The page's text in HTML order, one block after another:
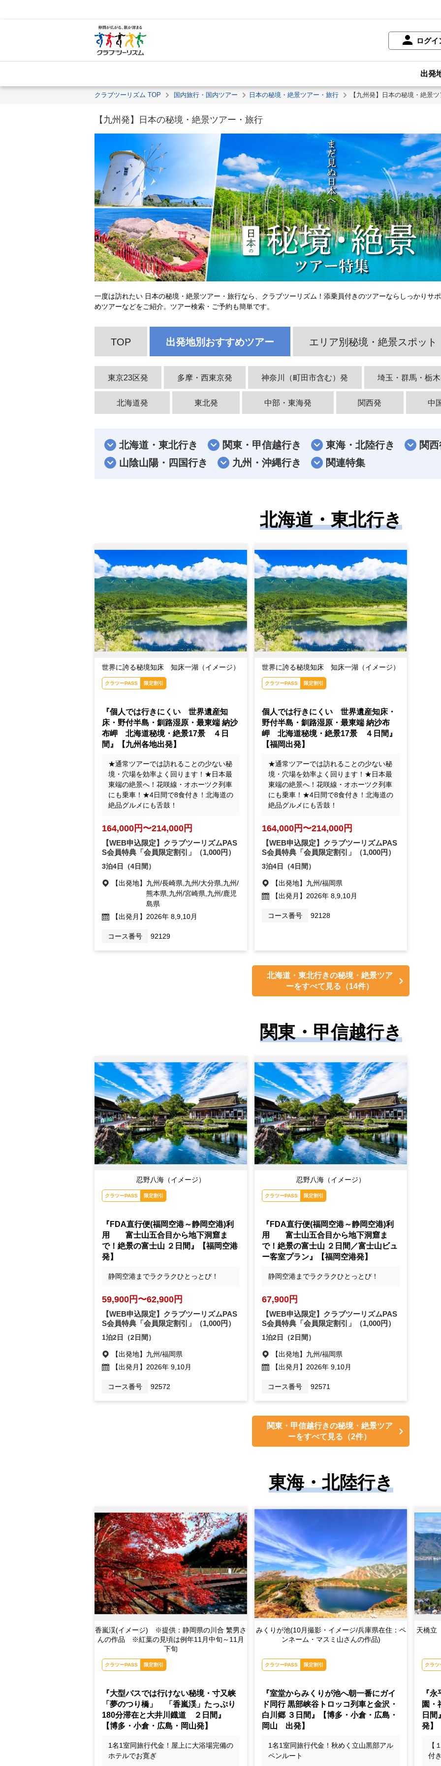
ログイ
出発
クラブツーリズム TOP 国内旅行・国内ツアー 日本の秘境・絶景ツアー・旅行 【九州発】日本の秘境・絶景
【九州発】日本の秘境・絶景ツアー・旅行
一度は訪れたい 日本の秘境・絶景ツアー・旅行なら、クラブツーリズム！添乗員付きのツアーならしっかりサ
めツアーなどをご紹介。ツアー検索・ご予約も簡単です。
TOP 出発地別おすすめツアー エリア別秘境・絶景スポット
東京23区発 多摩・西東京発 神奈川（町田市含む）発 埼玉・群馬・栃
北海道発 東北発 中部・東海発 関西発 中
北海道・東北行き 関東・甲信越行き 東海・北陸行き
関
山陰山陽・四国行き
九州・沖縄行き 関連特集
北海道・東北行き
世界に誇る秘境知床 知床一湖（イメージ）
クラツーPASS 限定割引
『個人では行きにくい 世界遺産知
床・野付半島・釧路湿原・最東端 納沙
布岬 北海道秘境・絶景17景 ４日
間』【九州各地出発】
★通常ツアーでは訪れることの少ない秘
境・穴場を効率よく回ります！★日本最
東端の絶景へ！花咲線・オホーツク列車
にも乗車！★4日間で8食付き！北海道の
絶品グルメにも舌鼓！
164,000円〜214,000円
【WEB申込限定】クラブツーリズムPAS
S会員特典「会員限定割引」
（1,000円）
3泊4日（4日間）
【出発地】 九州/長崎県,九州/大分県,九州/
熊本県,九州/宮崎県,九州/鹿児
島県
【出発月】 2026年 8,9,10月
コース番号 92129
世界に誇る秘境知床 知床一湖（イメージ）
クラツーPASS 限定割引
個人では行きにくい 世界遺産知床・
野付半島・釧路湿原・最東端 納沙布
岬 北海道秘境・絶景17景 ４日間』
【福岡出発】
★通常ツアーでは訪れることの少ない秘
境・穴場を効率よく回ります！★日本最
東端の絶景へ！花咲線・オホーツク列車
にも乗車！★4日間で8食付き！北海道の
絶品グルメにも舌鼓！
164,000円〜214,000円
【WEB申込限定】クラブツーリズムPAS
S会員特典「会員限定割引」
（1,000円）
3泊4日（4日間）
【出発地】 九州/福岡県
【出発月】 2026年 8,9,10月
コース番号 92128
北海道・東北行きの秘境・絶景ツア
ーをすべて見る （14件）
関東・甲信越行き
忍野八海（イメージ）
クラツーPASS 限定割引
『FDA直行便(福岡空港～静岡空港)利
用 富士山五合目から地下洞窟ま
で！絶景の富士山 ２日間』【福岡空港
発】
静岡空港までラクラクひとっとび！
59,900円〜62,900円
【WEB申込限定】クラブツーリズムPAS
S会員特典「会員限定割引」
（1,000円）
1泊2日（2日間）
【出発地】 九州/福岡県
【出発月】2026年 9,10月
コース番号 92572
忍野八海（イメージ）
クラツーPASS 限定割引
『FDA直行便(福岡空港～静岡空港)利
用 富士山五合目から地下洞窟ま
で！絶景の富士山 ２日間／富士山ビュ
ー客室プラン』【福岡空港発】
静岡空港までラクラクひとっとび！
67,900円
【WEB申込限定】クラブツーリズムPAS
S会員特典「会員限定割引」
（1,000円）
1泊2日（2日間）
【出発地】 九州/福岡県
【出発月】2026年 9,10月
コース番号 92571
関東・甲信越行きの秘境・絶景ツア
ーをすべて見る （2件）
東海・北陸行き
香嵐渓(イメージ) ※提供：静岡県の川合 繁男さ
んの作品 ※紅葉の見頃は例年11月中旬～11月
下旬
クラツーPASS 限定割引
『大型バスでは行けない秘境・寸又峡
「夢のつり橋」 「香嵐渓」たっぷり
180分滞在と大井川鐡道 ２日間』
【博多・小倉・広島・岡山発】
1名1室同旅行代金！屋上に大浴場完備の
ホテルでお寛ぎ
みくりが池(10月撮影・イメージ/兵庫県在住：ペ
ンネーム・マスミ山さんの作品)
クラツーPASS 限定割引
『室堂からみくりが池へ朝一番にガイ
ド同行 黒部峡谷トロッコ列車と金沢・
白川郷 ３日間』【博多・小倉・広島・
岡山 出発】
1名1室同旅行代金！秋めく立山黒部アル
ペンルート
天橋立
クラツ
『
園・
日間
発】
【
付